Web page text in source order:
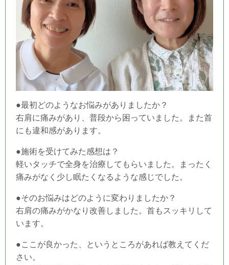
●最初どのようなお悩みがありましたか？
右肩に痛みがあり、普段から困っていました。また首
にも違和感があります。
●施術を受けてみた感想は？
軽いタッチで全身を治療してもらいました。まったく
痛みがなく少し眠たくなるような感じでした。
●そのお悩みはどのように変わりましたか？
右肩の痛みがかなり改善しました。首もスッキリして
います。
●ここが良かった、というところがあれば教えてくだ
さい。